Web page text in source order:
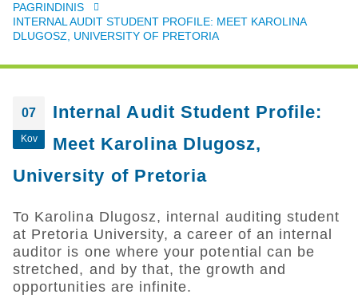
PAGRINDINIS
INTERNAL AUDIT STUDENT PROFILE: MEET KAROLINA
DLUGOSZ, UNIVERSITY OF PRETORIA
07
Kov
Internal Audit Student Profile:
Meet Karolina Dlugosz,
University of Pretoria
To Karolina Dlugosz, internal auditing student
at Pretoria University, a career of an internal
auditor is one where your potential can be
stretched, and by that, the growth and
opportunities are infinite.